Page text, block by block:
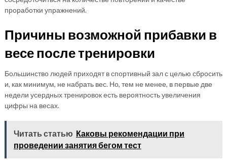
проработки упражнений.
Причины возможной прибавки в
весе после тренировки
Большинство людей приходят в спортивный зал с целью сбросить
и, как минимум, не набрать вес. Но, тем не менее, в первые две
недели усердных тренировок есть вероятность увеличения
цифры на весах.
Читать статью Каковы рекомендации при
проведении занятия бегом тест